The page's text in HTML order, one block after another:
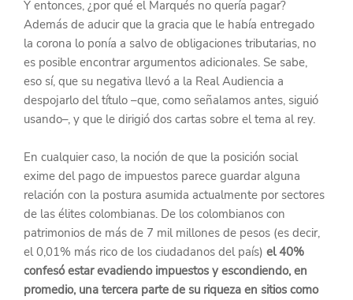
Y entonces, ¿por qué el Marqués no quería pagar?
Además de aducir que la gracia que le había entregado
la corona lo ponía a salvo de obligaciones tributarias, no
es posible encontrar argumentos adicionales. Se sabe,
eso sí, que su negativa llevó a la Real Audiencia a
despojarlo del título –que, como señalamos antes, siguió
usando–, y que le dirigió dos cartas sobre el tema al rey.
En cualquier caso, la noción de que la posición social
exime del pago de impuestos parece guardar alguna
relación con la postura asumida actualmente por sectores
de las élites colombianas. De los colombianos con
patrimonios de más de 7 mil millones de pesos (es decir,
el 0,01% más rico de los ciudadanos del país) el 40%
confesó estar evadiendo impuestos y escondiendo, en
promedio, una tercera parte de su riqueza en sitios como